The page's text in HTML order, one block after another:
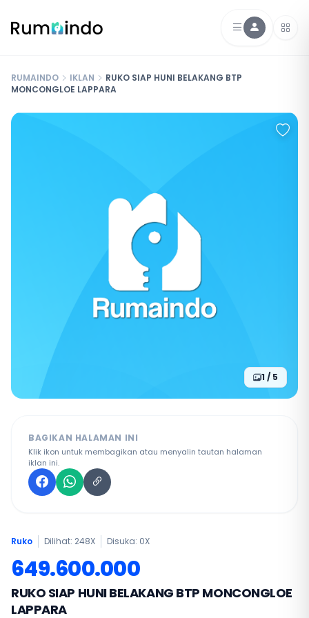
RUMAINDO IKLAN
RUKO SIAP HUNI BELAKANG BTP
MONCONGLOE LAPPARA
1 / 5
BAGIKAN HALAMAN INI
Klik ikon untuk membagikan atau menyalin tautan halaman
iklan ini.
Ruko Dilihat: 248X Disuka: 0X
649.600.000
RUKO SIAP HUNI BELAKANG BTP MONCONGLOE
LAPPARA